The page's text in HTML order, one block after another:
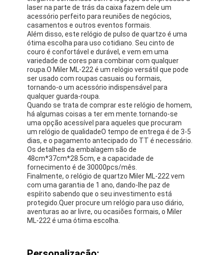
laser na parte de trás da caixa fazem dele um
acessório perfeito para reuniões de negócios,
casamentos e outros eventos formais.
Além disso, este relógio de pulso de quartzo é uma
ótima escolha para uso cotidiano. Seu cinto de
couro é confortável e durável, e vem em uma
variedade de cores para combinar com qualquer
roupa.O Miler ML-222 é um relógio versátil que pode
ser usado com roupas casuais ou formais,
tornando-o um acessório indispensável para
qualquer guarda-roupa.
Quando se trata de comprar este relógio de homem,
há algumas coisas a ter em mente.tornando-se
uma opção acessível para aqueles que procuram
um relógio de qualidadeO tempo de entrega é de 3-5
dias, e o pagamento antecipado do TT é necessário.
Os detalhes da embalagem são de
48cm*37cm*28.5cm, e a capacidade de
fornecimento é de 30000pcs/mês.
Finalmente, o relógio de quartzo Miler ML-222 vem
com uma garantia de 1 ano, dando-lhe paz de
espírito sabendo que o seu investimento está
protegido.Quer procure um relógio para uso diário,
aventuras ao ar livre, ou ocasiões formais, o Miler
ML-222 é uma ótima escolha.